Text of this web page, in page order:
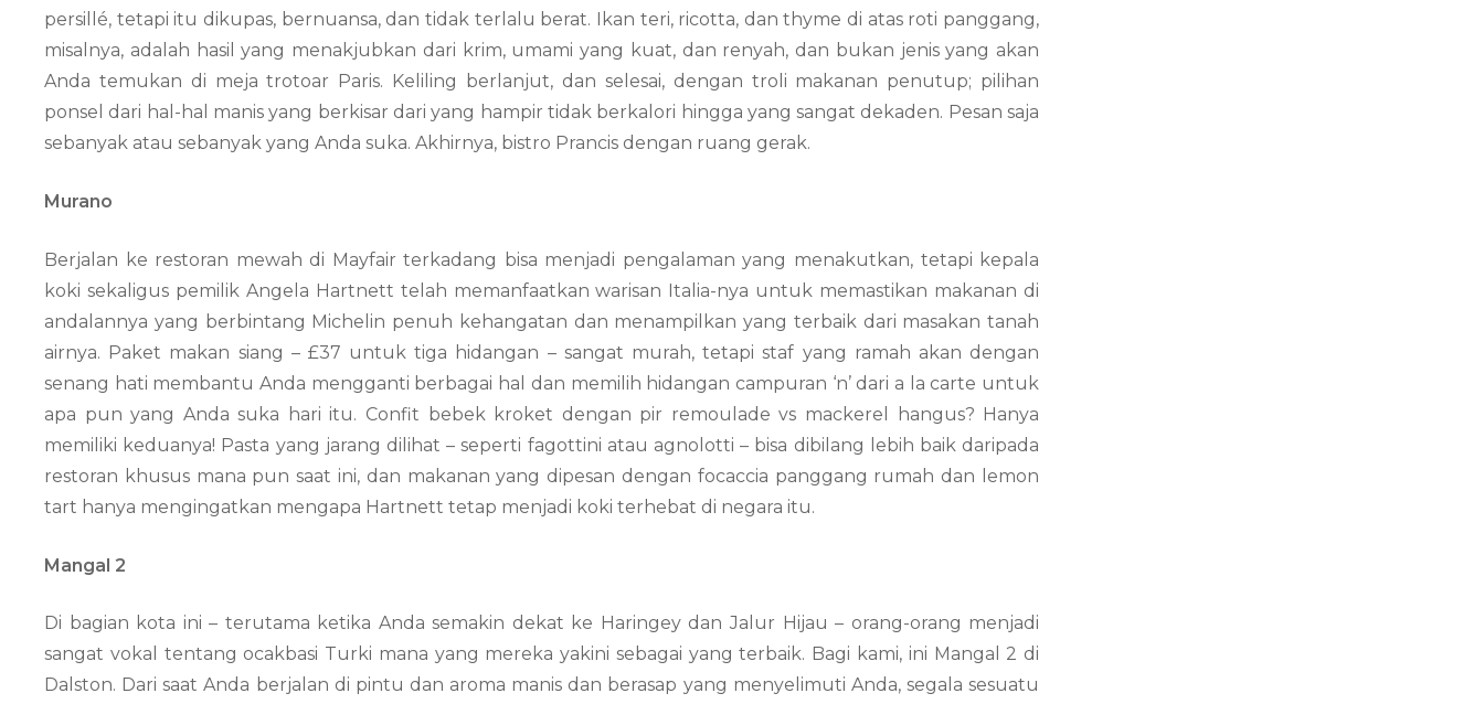
persillé, tetapi itu dikupas, bernuansa, dan tidak terlalu berat. Ikan teri, ricotta, dan thyme di atas roti panggang,
misalnya, adalah hasil yang menakjubkan dari krim, umami yang kuat, dan renyah, dan bukan jenis yang akan
Anda temukan di meja trotoar Paris. Keliling berlanjut, dan selesai, dengan troli makanan penutup; pilihan
ponsel dari hal-hal manis yang berkisar dari yang hampir tidak berkalori hingga yang sangat dekaden. Pesan saja
sebanyak atau sebanyak yang Anda suka. Akhirnya, bistro Prancis dengan ruang gerak.
Murano
Berjalan ke restoran mewah di Mayfair terkadang bisa menjadi pengalaman yang menakutkan, tetapi kepala
koki sekaligus pemilik Angela Hartnett telah memanfaatkan warisan Italia-nya untuk memastikan makanan di
andalannya yang berbintang Michelin penuh kehangatan dan menampilkan yang terbaik dari masakan tanah
airnya. Paket makan siang – £37 untuk tiga hidangan – sangat murah, tetapi staf yang ramah akan dengan
senang hati membantu Anda mengganti berbagai hal dan memilih hidangan campuran ‘n’ dari a la carte untuk
apa pun yang Anda suka hari itu. Confit bebek kroket dengan pir remoulade vs mackerel hangus? Hanya
memiliki keduanya! Pasta yang jarang dilihat – seperti fagottini atau agnolotti – bisa dibilang lebih baik daripada
restoran khusus mana pun saat ini, dan makanan yang dipesan dengan focaccia panggang rumah dan lemon
tart hanya mengingatkan mengapa Hartnett tetap menjadi koki terhebat di negara itu.
Mangal 2
Di bagian kota ini – terutama ketika Anda semakin dekat ke Haringey dan Jalur Hijau – orang-orang menjadi
sangat vokal tentang ocakbasi Turki mana yang mereka yakini sebagai yang terbaik. Bagi kami, ini Mangal 2 di
Dalston. Dari saat Anda berjalan di pintu dan aroma manis dan berasap yang menyelimuti Anda, segala sesuatu